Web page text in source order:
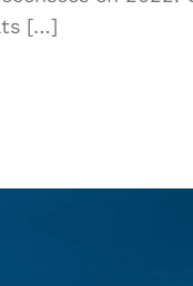
[…]